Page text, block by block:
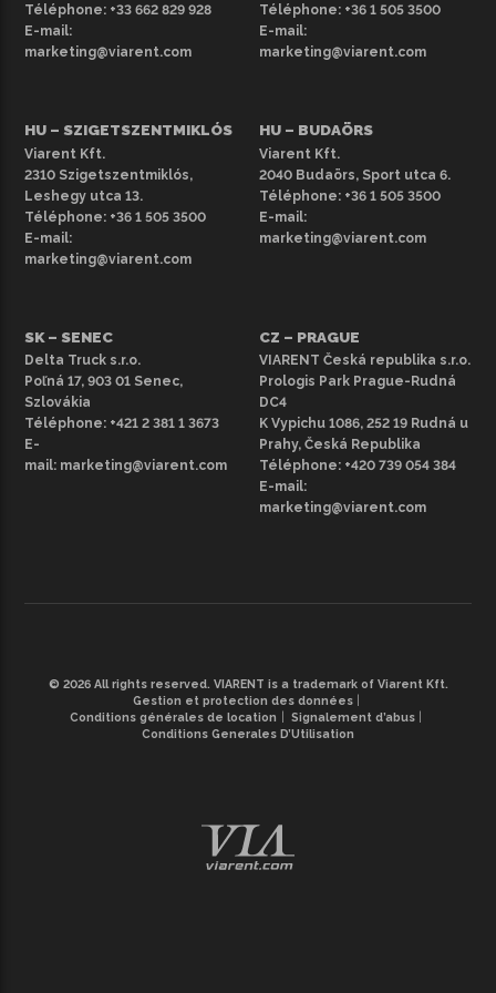
kisteherautókért tekintse meg
teljes választékunkat
Téléphone: +33 662 829 928
E-mail:
marketing@viarent.com
Téléphone: +36 1 505 3500
E-mail:
marketing@viarent.com
HU – SZIGETSZENTMIKLÓS
Viarent Kft.
2310 Szigetszentmiklós,
Leshegy utca 13.
Téléphone: +36 1 505 3500
E-mail:
marketing@viarent.com
HU – BUDAÖRS
Viarent Kft.
2040 Budaörs, Sport utca 6.
Téléphone: +36 1 505 3500
E-mail:
marketing@viarent.com
SK – SENEC
Delta Truck s.r.o.
Poľná 17, 903 01 Senec,
Szlovákia
Téléphone: +421 2 381 1 3673
E-
mail: marketing@viarent.com
CZ – PRAGUE
VIARENT Česká republika s.r.o.
Prologis Park Prague-Rudná
DC4
K Vypichu 1086, 252 19 Rudná u
Prahy, Česká Republika
Téléphone: +420 739 054 384
E-mail:
marketing@viarent.com
© 2026 All rights reserved. VIARENT is a trademark of Viarent Kft.
Gestion et protection des données
Conditions générales de location
Signalement d’abus
Conditions Generales D’Utilisation